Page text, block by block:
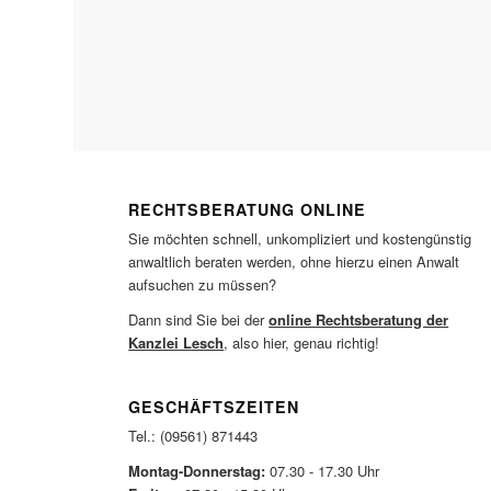
RECHTSBERATUNG ONLINE
Sie möchten schnell, unkompliziert und kostengünstig
anwaltlich beraten werden, ohne hierzu einen Anwalt
aufsuchen zu müssen?
Dann sind Sie bei deronline Rechtsberatung der
Kanzlei Lesch, also hier, genau richtig!
GESCHÄFTSZEITEN
Tel.: (09561) 871443
Montag-Donnerstag:07.30 - 17.30 Uhr